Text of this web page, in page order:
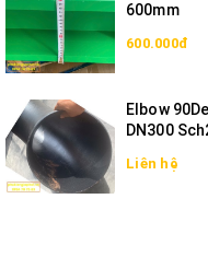
600mm
600.000đ
Elbow
DN300
Liên hệ